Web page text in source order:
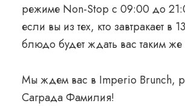
режиме Non-Stop с 09:00 до
если вы из тех, кто завтракает в
блюдо будет ждать вас таким
Мы ждем вас в Imperio Brunch,
Саграда Фамилия!